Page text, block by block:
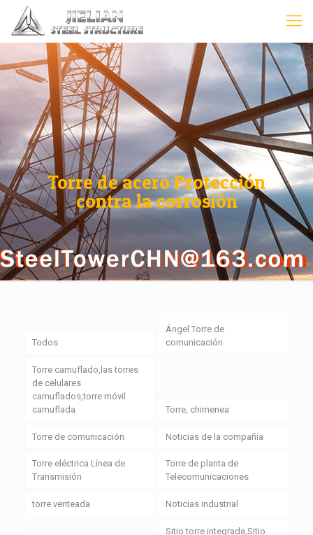
Torre de acero Protección
contra la corrosión
Todos
Ángel Torre de
comunicación
Torre camuflado,las torres
de celulares
camuflados,torre móvil
camuflada
Torre, chimenea
Torre de comunicación Noticias de la compañía
Torre eléctrica Línea de
Transmisión
Torre de planta de
Telecomunicaciones
torre venteada Noticias industrial
Sitio torre integrada,Sitio